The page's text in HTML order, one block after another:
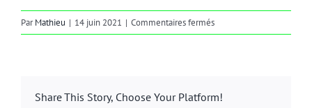
ParMathieu | 14 juin 2021 | Commentaires ferméssur
colossaux
Share This Story, Choose Your Platform!